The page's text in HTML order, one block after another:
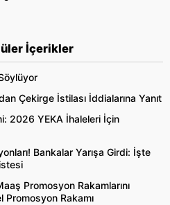
İçerikler
Çekirge İstilası İddialarına Yanıt
2026 YEKA İhaleleri İçin
Bankalar Yarışa Girdi: İşte
Promosyon Rakamlarını
Promosyon Rakamı